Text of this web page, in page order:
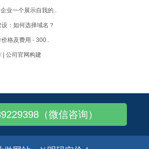
业一个展示自我的..
：如何选择域名？
格及费用 - 300..
| 公司官网构建
提升新网站索引量？（微信咨询）